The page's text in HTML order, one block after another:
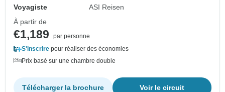
Voyagiste
ASI Reisen
À partir de
€1,189
par personne
S'inscrire pour réaliser des économies
Prix basé sur une chambre double
Voir le circuit
Télécharger la brochure